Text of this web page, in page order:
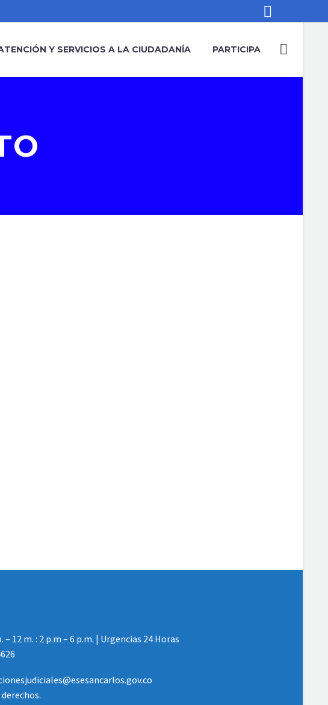
Y SERVICIOS A LA CIUDADANÍA PARTICIPA
12 m. : 2 p.m – 6 p.m. | Urgencias 24 Horas